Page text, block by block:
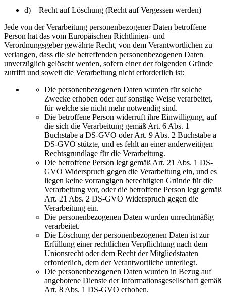
d) Recht auf Löschung (Recht auf Vergessen werden)
Jede von der Verarbeitung personenbezogener Daten betroffene
Person hat das vom Europäischen Richtlinien- und
Verordnungsgeber gewährte Recht, von dem Verantwortlichen zu
verlangen, dass die sie betreffenden personenbezogenen Daten
unverzüglich gelöscht werden, sofern einer der folgenden Gründe
zutrifft und soweit die Verarbeitung nicht erforderlich ist:
Die personenbezogenen Daten wurden für solche
Zwecke erhoben oder auf sonstige Weise verarbeitet,
für welche sie nicht mehr notwendig sind.
Die betroffene Person widerruft ihre Einwilligung, auf
die sich die Verarbeitung gemäß Art. 6 Abs. 1
Buchstabe a DS-GVO oder Art. 9 Abs. 2 Buchstabe a
DS-GVO stützte, und es fehlt an einer anderweitigen
Rechtsgrundlage für die Verarbeitung.
Die betroffene Person legt gemäß Art. 21 Abs. 1 DS-
GVO Widerspruch gegen die Verarbeitung ein, und es
liegen keine vorrangigen berechtigten Gründe für die
Verarbeitung vor, oder die betroffene Person legt gemäß
Art. 21 Abs. 2 DS-GVO Widerspruch gegen die
Verarbeitung ein.
Die personenbezogenen Daten wurden unrechtmäßig
verarbeitet.
Die Löschung der personenbezogenen Daten ist zur
Erfüllung einer rechtlichen Verpflichtung nach dem
Unionsrecht oder dem Recht der Mitgliedstaaten
erforderlich, dem der Verantwortliche unterliegt.
Die personenbezogenen Daten wurden in Bezug auf
angebotene Dienste der Informationsgesellschaft gemäß
Art. 8 Abs. 1 DS-GVO erhoben.